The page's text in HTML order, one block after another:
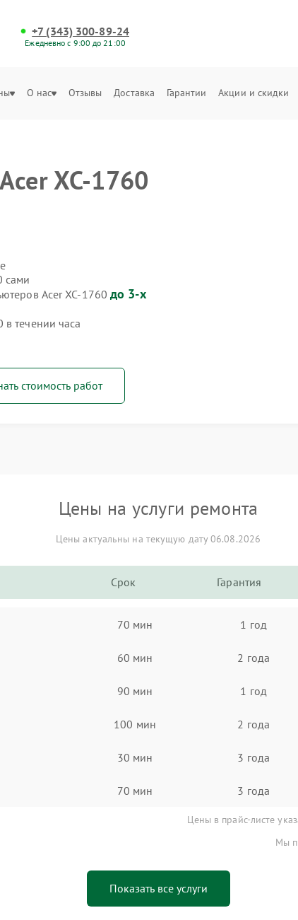
+7 (343) 300-89-24
Ежедневно с 9:00 до 21:00
О нас Отзывы Доставка Гарантии Акции и скидки
XC-1760
сами
Acer XC-1760 до 3-х
течении часа
стоимость работ
Цены на услуги ремонта
Цены актуальны на текущую дату 06.08.2026
Срок Гарантия
70 мин 1 год
60 мин 2 года
90 мин 1 год
100 мин 2 года
30 мин 3 года
70 мин 3 года
Цены в прайс-листе
Мы
Показать все услуги